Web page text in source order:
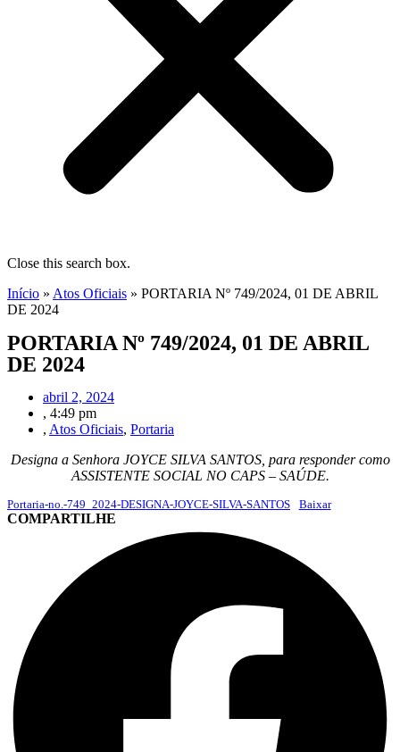
Close this search box.
Início » Atos Oficiais » PORTARIA Nº 749/2024, 01 DE ABRIL
DE 2024
PORTARIA Nº 749/2024, 01 DE ABRIL
DE 2024
abril 2, 2024
, 4:49 pm
, Atos Oficiais, Portaria
Designa a Senhora JOYCE SILVA SANTOS, para responder como
ASSISTENTE SOCIAL NO CAPS – SAÚDE.
Portaria-no.-749_2024-DESIGNA-JOYCE-SILVA-SANTOS Baixar
COMPARTILHE